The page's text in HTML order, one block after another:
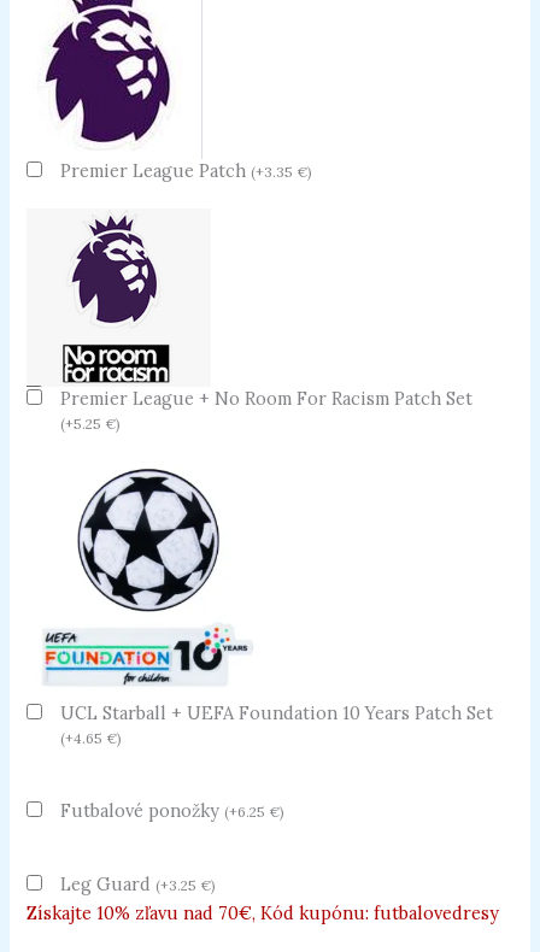
Premier League Patch (+3.35 €)
Premier League + No Room For Racism Patch Set
(+5.25 €)
UCL Starball + UEFA Foundation 10 Years Patch Set
(+4.65 €)
Futbalové ponožky (+6.25 €)
Leg Guard (+3.25 €)
Získajte 10% zľavu nad 70€, Kód kupónu: futbalovedresy